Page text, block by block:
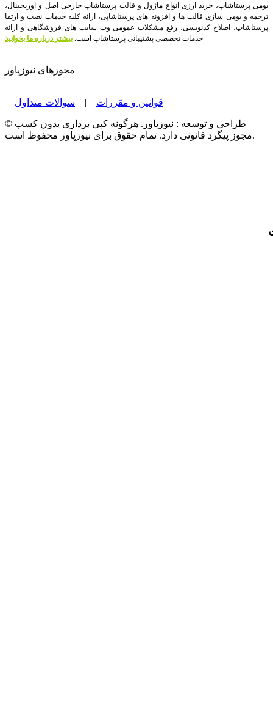
بومی پرستاشاپ، خرید ارزی انواع ماژول و قالب پرستاشاپ خارجی اصل و اوریجینال،
ترجمه و بومی سازی قالب ها و افزونه های پرستاشاپی، ارائه کلیه خدمات نصب و ارتقا
پرستاشاپ، اصلاح کدنویسی، رفع مشکلات عمومی وب سایت های فروشگاهی و ارائه
خدمات تخصصی پشتیبانی پرستاشاپ است. بیشتر درباره ما بخوانید
مجوزهای نیوزپاور
قوانین و مقررات | سوالات متداول
© طراحی و توسعه : نیوزپاور. هرگونه کپی برداری بدون کسب
مجوز پیگرد قانونی دارد. تمام حقوق برای نیوزپاور محفوظ است.